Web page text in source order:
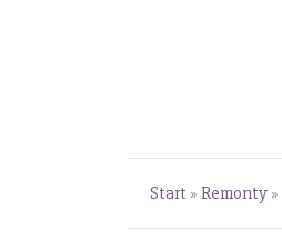
Start » Remonty »